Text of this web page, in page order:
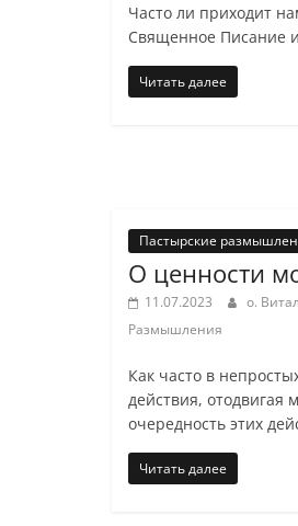
Часто ли приходит
Священное Писание и
Читать далее
Пастырские
О ценности
11.07.2023 о.
Размышления
Как часто в
действия, отодвигая
очередность этих
Читать далее